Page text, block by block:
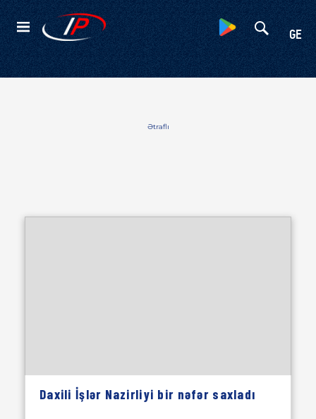
GE
Kateqoriyalar
Ətraflı
Daxili İşlər Nazirliyi bir nəfər saxladı